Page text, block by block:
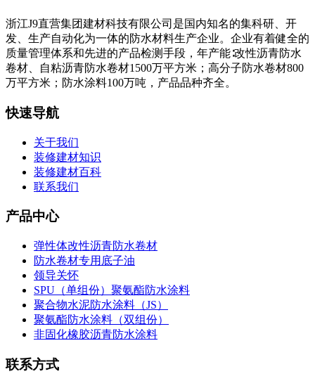
浙江J9直营集团建材科技有限公司是国内知名的集科研、开
发、生产自动化为一体的防水材料生产企业。企业有着健全的
质量管理体系和先进的产品检测手段，年产能∶改性沥青防水
卷材、自粘沥青防水卷材1500万平方米；高分子防水卷材800
万平方米；防水涂料100万吨，产品品种齐全。
快速导航
关于我们
装修建材知识
装修建材百科
联系我们
产品中心
弹性体改性沥青防水卷材
防水卷材专用底子油
领导关怀
SPU（单组份）聚氨酯防水涂料
聚合物水泥防水涂料（JS）
聚氨酯防水涂料（双组份）
非固化橡胶沥青防水涂料
联系方式